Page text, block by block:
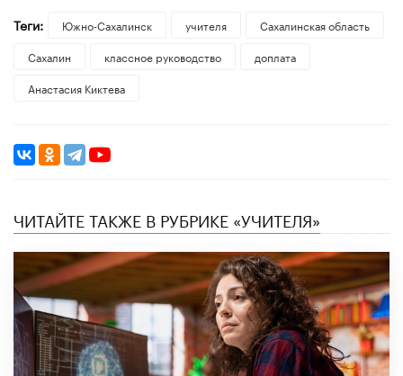
Теги:
Южно-Сахалинск учителя
Сахалинская область
Сахалин
классное руководство
доплата
Анастасия Киктева
ЧИТАЙТЕ ТАКЖЕ В РУБРИКЕ «УЧИТЕЛЯ»